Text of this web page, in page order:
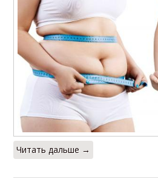
Читать дальше →